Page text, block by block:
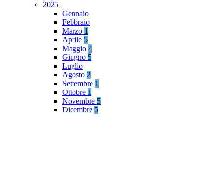
2025
Gennaio
Febbraio
Marzo 1
Aprile 5
Maggio 4
Giugno 5
Luglio
Agosto 2
Settembre 1
Ottobre 1
Novembre 5
Dicembre 5